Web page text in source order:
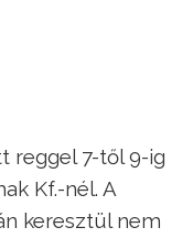
reggel 7-től 9-ig
Kf.-nél. A
keresztül nem